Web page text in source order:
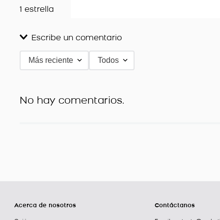
1 estrella
Escribe un comentario
Agregar comentario
Más reciente Todos
No hay comentarios.
Acerca de nosotros Contáctanos